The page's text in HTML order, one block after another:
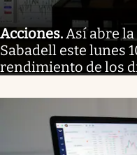
Acciones.Así abre
Sabadell este lunes
rendimiento de los